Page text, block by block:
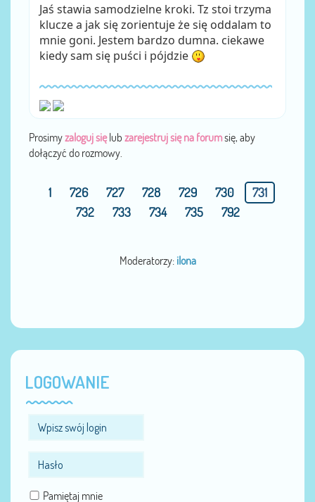
Jaś stawia samodzielne kroki. Tz stoi trzyma
klucze a jak się zorientuje że się oddalam to
mnie goni. Jestem bardzo dumna. ciekawe
kiedy sam się puści i pójdzie
Prosimyzaloguj sięlub zarejestruj się na forumsię, aby
dołączyć do rozmowy.
1 726 727 728 729 730
731
732
733 734 735 792
Moderatorzy: ilona
LOGOWANIE
Pamiętaj mnie